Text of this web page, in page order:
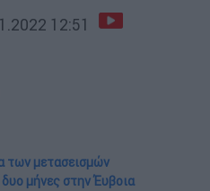
12:51
των μετασεισμών
μήνες στην Έυβοια